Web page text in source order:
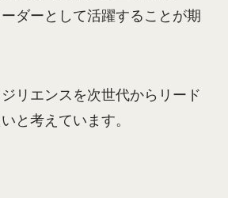
ダーとして活躍することが期
リエンスを次世代からリード
と考えています。